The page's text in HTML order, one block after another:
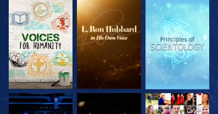
VERKEN DE SERIE VERKEN DE SERIE VERKEN DE SERIE